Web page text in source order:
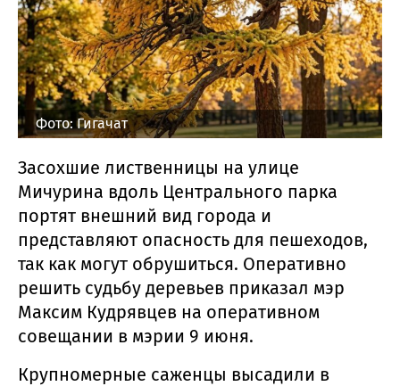
Фото: Гигачат
Засохшие лиственницы на улице
Мичурина вдоль Центрального парка
портят внешний вид города и
представляют опасность для пешеходов,
так как могут обрушиться. Оперативно
решить судьбу деревьев приказал мэр
Максим Кудрявцев на оперативном
совещании в мэрии 9 июня.
Крупномерные саженцы высадили в